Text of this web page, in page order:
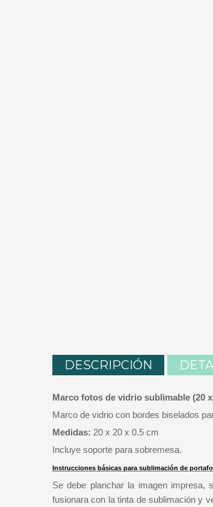
DESCRIPCIÓN
Marco fotos de vidrio sublimable (20
Marco de vidrio con bordes biselados
Medidas: 20 x 20 x 0.5 cm
Incluye soporte para sobremesa.
Instrucciones básicas para sublimación de
Se debe planchar la imagen impresa,
fusionara con la tinta de sublimación y